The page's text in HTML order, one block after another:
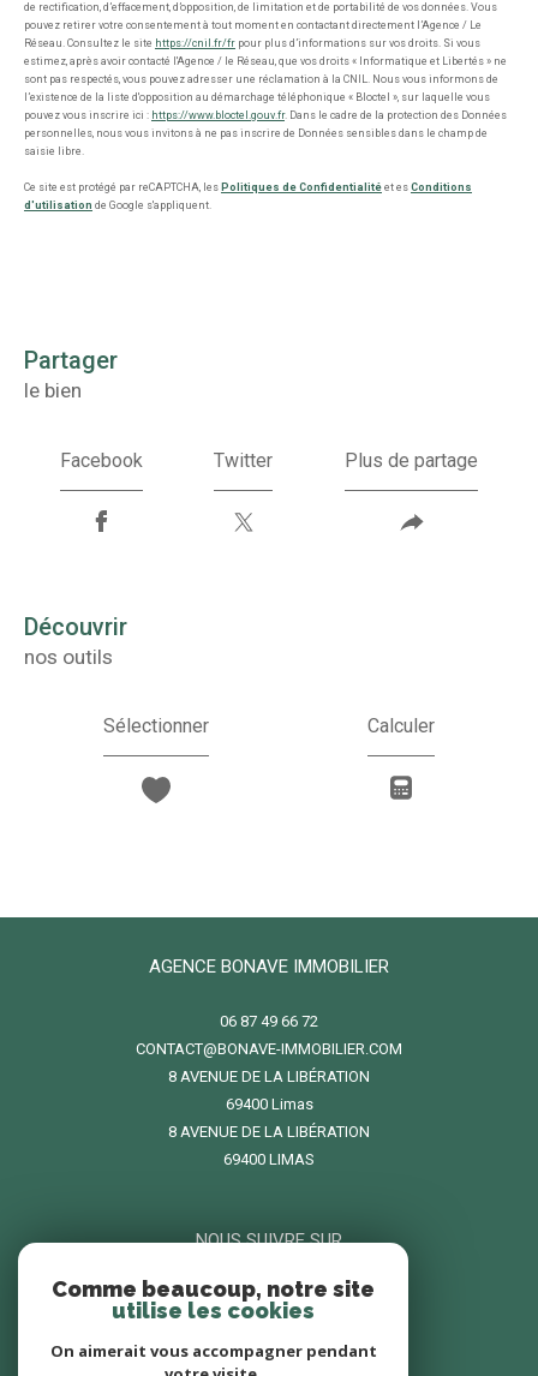
de rectification, d’effacement, d’opposition, de limitation et de portabilité de vos données. Vous
pouvez retirer votre consentement à tout moment en contactant directement l’Agence / Le
Réseau. Consultez le site https://cnil.fr/fr pour plus d’informations sur vos droits. Si vous
estimez, après avoir contacté l'Agence / le Réseau, que vos droits « Informatique et Libertés » ne
sont pas respectés, vous pouvez adresser une réclamation à la CNIL. Nous vous informons de
l’existence de la liste d'opposition au démarchage téléphonique « Bloctel », sur laquelle vous
pouvez vous inscrire ici : https://www.bloctel.gouv.fr. Dans le cadre de la protection des Données
personnelles, nous vous invitons à ne pas inscrire de Données sensibles dans le champ de
saisie libre.
Ce site est protégé par reCAPTCHA, les Politiques de Confidentialité et es Conditions
d'utilisation de Google s'appliquent.
partager
le bien
Facebook Twitter Plus de partage
découvrir
nos outils
Sélectionner Calculer
AGENCE BONAVE IMMOBILIER
06 87 49 66 72
CONTACT@BONAVE-IMMOBILIER.COM
8 AVENUE DE LA LIBÉRATION
69400
limas
8 AVENUE DE LA LIBÉRATION
69400 LIMAS
NOUS SUIVRE SUR
Comme beaucoup, notre site
utilise les cookies
On aimerait vous accompagner pendant